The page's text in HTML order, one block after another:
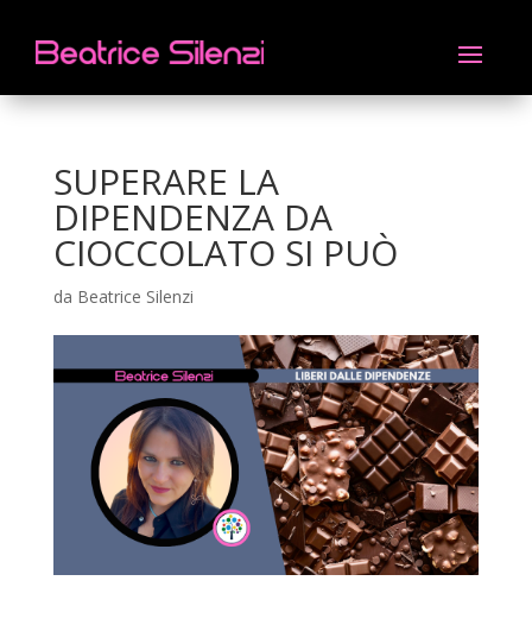
SUPERARE LA
DIPENDENZA DA
CIOCCOLATO SI PUÒ
da Beatrice Silenzi